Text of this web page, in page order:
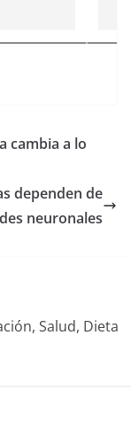
cambia a lo
dependen de
neuronales
Salud, Dieta